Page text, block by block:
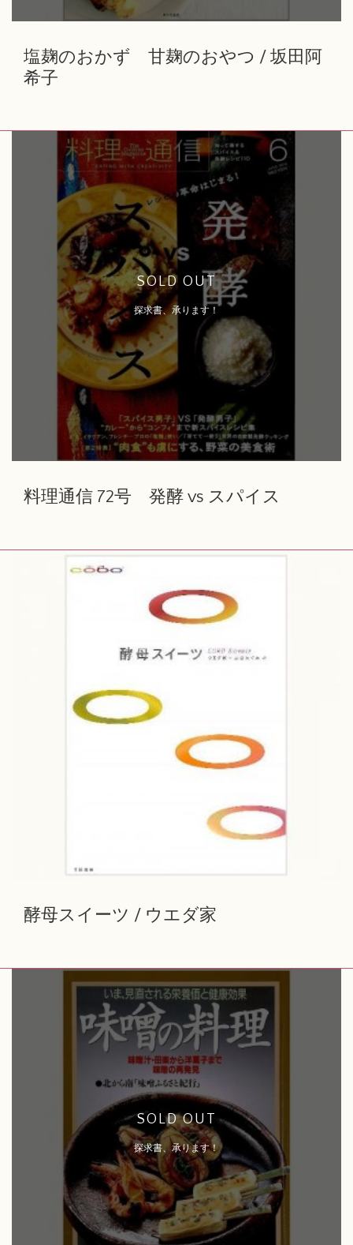
塩麹のおかず 甘麹のおやつ / 坂田阿
希子
SOLD OUT
探求書、承ります！
料理通信 72号 発酵 vs スパイス
酵母スイーツ / ウエダ家
SOLD OUT
探求書、承ります！